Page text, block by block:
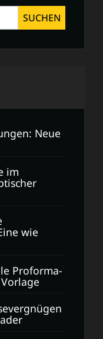
SUCHEN
Neue
im
wie
Proforma-